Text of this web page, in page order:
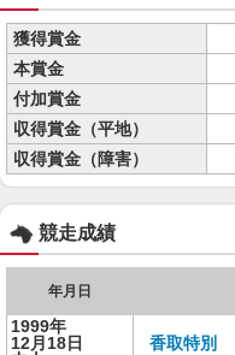
獲得賞金
本賞金
付加賞金
収得賞金（平地）
収得賞金（障害）
競走成績
年月日
1999年
12月18日
香取特別